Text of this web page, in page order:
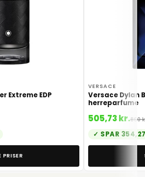
Extreme EDP
PRISER
VERSACE
Versace Dylan
herreparfume
505,73 kr.860
SPAR